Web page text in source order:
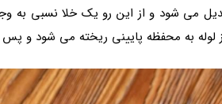
می شود و از این رو یک خلا نسبی به
لوله به محفظه پایینی ریخته می شود و